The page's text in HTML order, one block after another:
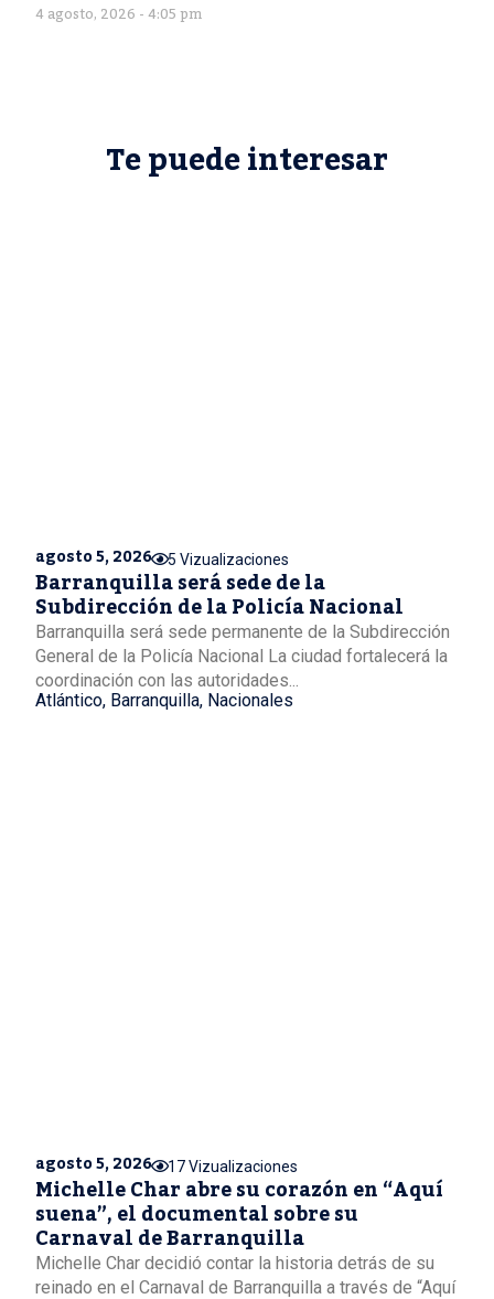
4 agosto, 2026 - 4:05 pm
Te puede interesar
agosto 5, 2026 5 Vizualizaciones
Barranquilla será sede de la
Subdirección de la Policía Nacional
Barranquilla será sede permanente de la Subdirección
General de la Policía Nacional La ciudad fortalecerá la
coordinación con las autoridades...
Atlántico, Barranquilla, Nacionales
agosto 5, 2026 17 Vizualizaciones
Michelle Char abre su corazón en “Aquí
suena”, el documental sobre su
Carnaval de Barranquilla
Michelle Char decidió contar la historia detrás de su
reinado en el Carnaval de Barranquilla a través de “Aquí